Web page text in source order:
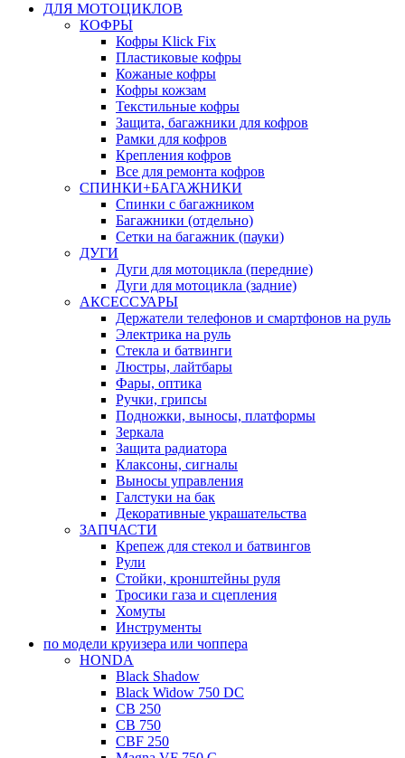
ДЛЯ МОТОЦИКЛОВ
КОФРЫ
Кофры Klick Fix
Пластиковые кофры
Кожаные кофры
Кофры кожзам
Текстильные кофры
Защита, багажники для кофров
Рамки для кофров
Крепления кофров
Все для ремонта кофров
СПИНКИ+БАГАЖНИКИ
Спинки с багажником
Багажники (отдельно)
Сетки на багажник (пауки)
ДУГИ
Дуги для мотоцикла (передние)
Дуги для мотоцикла (задние)
АКСЕССУАРЫ
Держатели телефонов и смартфонов на руль
Электрика на руль
Стекла и батвинги
Люстры, лайтбары
Фары, оптика
Ручки, грипсы
Подножки, выносы, платформы
Зеркала
Защита радиатора
Клаксоны, сигналы
Выносы управления
Галстуки на бак
Декоративные украшательства
ЗАПЧАСТИ
Крепеж для стекол и батвингов
Рули
Стойки, кронштейны руля
Тросики газа и сцепления
Хомуты
Инструменты
по модели круизера или чоппера
HONDA
Black Shadow
Black Widow 750 DC
CB 250
CB 750
CBF 250